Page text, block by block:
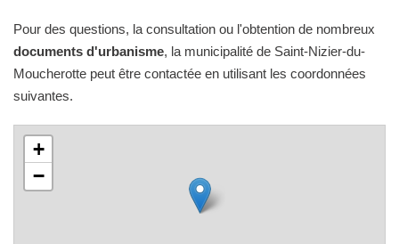
Pour des questions, la consultation ou l'obtention de nombreux
documents d'urbanisme, la municipalité de Saint-Nizier-du-
Moucherotte peut être contactée en utilisant les coordonnées
suivantes.
+
−